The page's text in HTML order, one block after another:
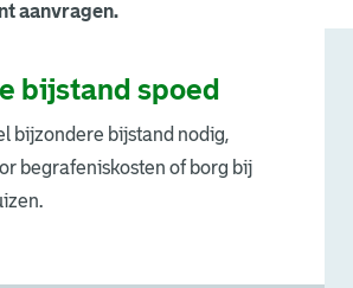
aanvragen.
bijstand spoed
bijzondere bijstand nodig,
begrafeniskosten of borg bij